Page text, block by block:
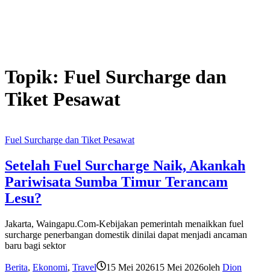
Topik: Fuel Surcharge dan
Tiket Pesawat
Fuel Surcharge dan Tiket Pesawat
Setelah Fuel Surcharge Naik, Akankah
Pariwisata Sumba Timur Terancam
Lesu?
Jakarta, Waingapu.Com-Kebijakan pemerintah menaikkan fuel
surcharge penerbangan domestik dinilai dapat menjadi ancaman
baru bagi sektor
Berita, Ekonomi, Travel 15 Mei 202615 Mei 2026oleh Dion